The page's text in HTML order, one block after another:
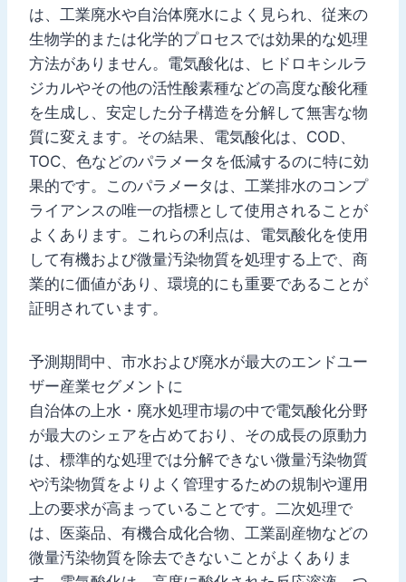
は、工業廃水や自治体廃水によく見られ、従来の
生物学的または化学的プロセスでは効果的な処理
方法がありません。電気酸化は、ヒドロキシルラ
ジカルやその他の活性酸素種などの高度な酸化種
を生成し、安定した分子構造を分解して無害な物
質に変えます。その結果、電気酸化は、COD、
TOC、色などのパラメータを低減するのに特に効
果的です。このパラメータは、工業排水のコンプ
ライアンスの唯一の指標として使用されることが
よくあります。これらの利点は、電気酸化を使用
して有機および微量汚染物質を処理する上で、商
業的に価値があり、環境的にも重要であることが
証明されています。
予測期間中、市水および廃水が最大のエンドユー
ザー産業セグメントに
自治体の上水・廃水処理市場の中で電気酸化分野
が最大のシェアを占めており、その成長の原動力
は、標準的な処理では分解できない微量汚染物質
や汚染物質をよりよく管理するための規制や運用
上の要求が高まっていることです。二次処理で
は、医薬品、有機合成化合物、工業副産物などの
微量汚染物質を除去できないことがよくありま